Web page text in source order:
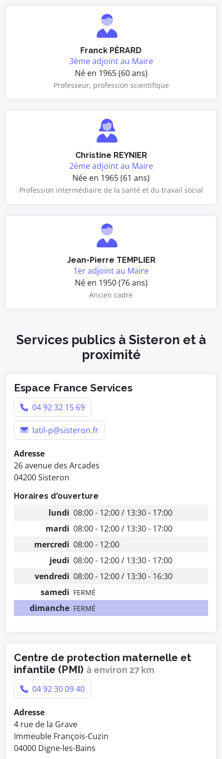
Franck PÉRARD
3ème adjoint au Maire
Né en 1965 (60 ans)
Professeur, profession scientifique
Christine REYNIER
2ème adjoint au Maire
Née en 1965 (61 ans)
Profession intermédiaire de la santé et du travail social
Jean-Pierre TEMPLIER
1er adjoint au Maire
Né en 1950 (76 ans)
Ancien cadre
Services publics à Sisteron et à
proximité
Espace France Services
04 92 32 15 69
latil-p@sisteron.fr
Adresse
26 avenue des Arcades
04200 Sisteron
Horaires d'ouverture
lundi 08:00 - 12:00 / 13:30 - 17:00
mardi 08:00 - 12:00 / 13:30 - 17:00
mercredi 08:00 - 12:00
jeudi 08:00 - 12:00 / 13:30 - 17:00
vendredi 08:00 - 12:00 / 13:30 - 16:30
samedi FERMÉ
dimanche FERMÉ
Centre de protection maternelle et
infantile (PMI) à environ 27 km
04 92 30 09 40
Adresse
4 rue de la Grave
Immeuble François-Cuzin
04000 Digne-les-Bains